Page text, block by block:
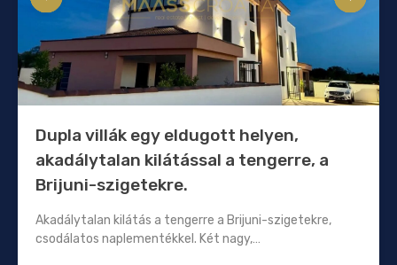
Dupla villák egy eldugott helyen,
akadálytalan kilátással a tengerre, a
Brijuni-szigetekre.
Akadálytalan kilátás a tengerre a Brijuni-szigetekre,
csodálatos naplementékkel. Két nagy,…